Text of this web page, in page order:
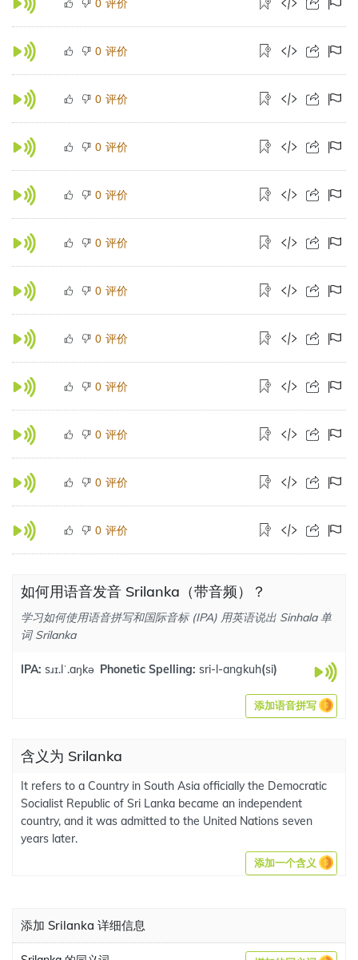
0
0 评价
0 评价
0 评价
0 评价
0 评价
0 评价
0 评价
0 评价
0 评价
0 评价
0 评价
如何用语音发音 Srilanka（带音频）？
学习如何使用语音拼写和国际音标 (IPA) 用英语说出 Sinhala 单
词 Srilanka
IPA: sɹɪ.lˈ.aŋkə Phonetic Spelling: sri-l-angkuh(si)
添加语音拼写
含义为 Srilanka
It refers to a Country in South Asia officially the Democratic
Socialist Republic of Sri Lanka became an independent
country, and it was admitted to the United Nations seven
years later.
添加一个含义
添加 Srilanka 详细信息